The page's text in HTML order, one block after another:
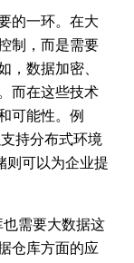
的一环。在大
制，而是需要
，数据加密、
而在这些技术
可能性。例
持分布式环境
则可以为企业提
需要大数据这
仓库方面的应